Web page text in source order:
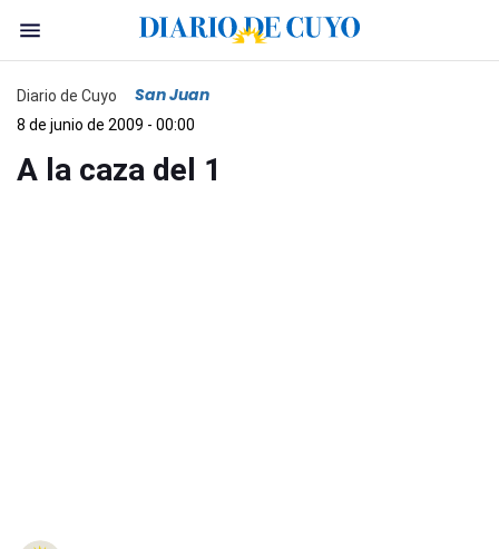
Diario de Cuyo San Juan
8 de junio de 2009 - 00:00
A la caza del 1